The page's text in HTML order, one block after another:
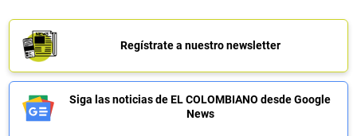
Regístrate a nuestro newsletter
Siga las noticias de EL COLOMBIANO desde Google
News